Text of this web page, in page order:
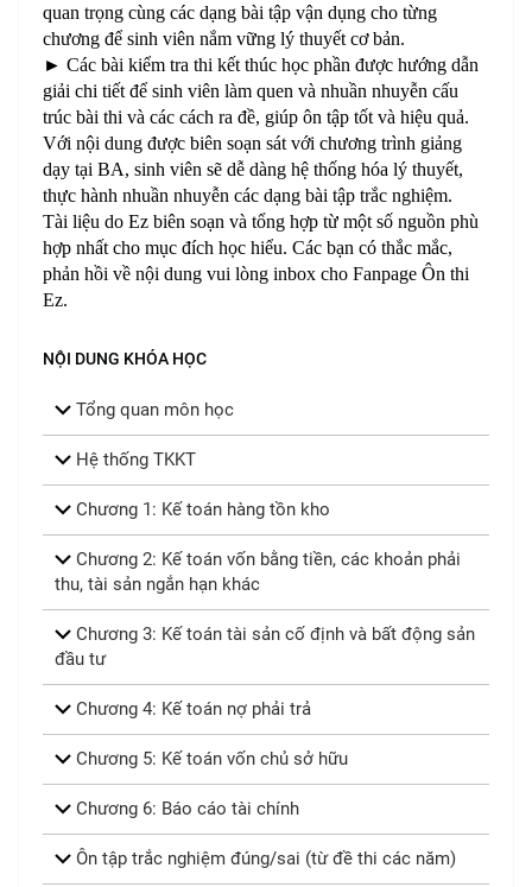
quan trọng cùng các dạng bài tập vận dụng cho từng
chương để sinh viên nắm vững lý thuyết cơ bản.
► Các bài kiểm tra thi kết thúc học phần được hướng dẫn
giải chi tiết để sinh viên làm quen và nhuần nhuyễn cấu
trúc bài thi và các cách ra đề, giúp ôn tập tốt và hiệu quả.
Với nội dung được biên soạn sát với chương trình giảng
dạy tại BA, sinh viên sẽ dễ dàng hệ thống hóa lý thuyết,
thực hành nhuần nhuyễn các dạng bài tập trắc nghiệm.
Tài liệu do Ez biên soạn và tổng hợp từ một số nguồn phù
hợp nhất cho mục đích học hiểu. Các bạn có thắc mắc,
phản hồi về nội dung vui lòng inbox cho Fanpage Ôn thi
Ez.
NỘI DUNG KHÓA HỌC
Tổng quan môn học
Hệ thống TKKT
Chương 1: Kế toán hàng tồn kho
Chương 2: Kế toán vốn bằng tiền, các khoản phải
thu, tài sản ngắn hạn khác
Chương 3: Kế toán tài sản cố định và bất động sản
đầu tư
Chương 4: Kế toán nợ phải trả
Chương 5: Kế toán vốn chủ sở hữu
Chương 6: Báo cáo tài chính
Ôn tập trắc nghiệm đúng/sai (từ đề thi các năm)